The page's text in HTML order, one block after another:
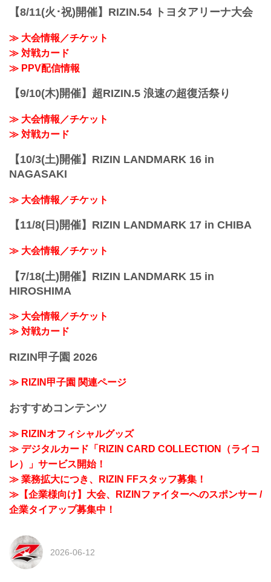
出口＜基町クレド側＞）
レスリング力｜テイクダウン力｜グラウ
ンドコントロール｜スタミナ｜トラッシ
RIZIN MMAルール：5分3R（66.0kg）
カルシャガ・ダウトベック vs. 萩原京平
【8/11(火･祝)開催】RIZIN.54 トヨタアリーナ大会
≫ 大会情報／チケット
≫ 対戦カード
≫ PPV配信情報
【9/10(木)開催】超RIZIN.5 浪速の超復活祭り
≫ 大会情報／チケット
≫ 対戦カード
【10/3(土)開催】RIZIN LANDMARK 16 in
NAGASAKI
≫ 大会情報／チケット
【11/8(日)開催】RIZIN LANDMARK 17 in CHIBA
≫ 大会情報／チケット
【7/18(土)開催】RIZIN LANDMARK 15 in
HIROSHIMA
≫ 大会情報／チケット
≫ 対戦カード
RIZIN甲子園 2026
≫ RIZIN甲子園 関連ページ
おすすめコンテンツ
≫ RIZINオフィシャルグッズ
≫ デジタルカード「RIZIN CARD COLLECTION（ライコ
レ）」サービス開始！
≫ 業務拡大につき、RIZIN FFスタッフ募集！
≫【企業様向け】大会、RIZINファイターへのスポンサー /
企業タイアップ募集中！
2026-06-12